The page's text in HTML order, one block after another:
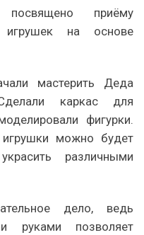
приёму
игрушек на основе
мастерить Деда
каркас для
фигурки.
можно будет
различными
дело, ведь
руками позволяет